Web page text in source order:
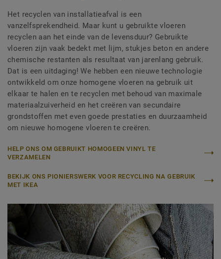
Het recyclen van installatieafval is een
vanzelfsprekendheid. Maar kunt u gebruikte vloeren
recyclen aan het einde van de levensduur? Gebruikte
vloeren zijn vaak bedekt met lijm, stukjes beton en andere
chemische restanten als resultaat van jarenlang gebruik.
Dat is een uitdaging! We hebben een nieuwe technologie
ontwikkeld om onze homogene vloeren na gebruik uit
elkaar te halen en te recyclen met behoud van maximale
materiaalzuiverheid en het creëren van secundaire
grondstoffen met even goede prestaties en duurzaamheid
om nieuwe homogene vloeren te creëren.
HELP ONS OM GEBRUIKT HOMOGEEN VINYL TE
VERZAMELEN
BEKIJK ONS PIONIERSWERK VOOR RECYCLING NA GEBRUIK
MET IKEA